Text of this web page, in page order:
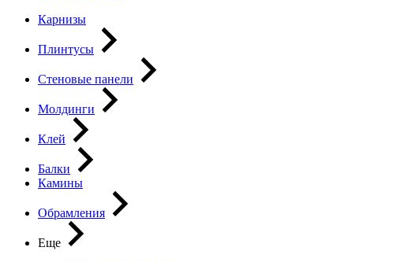
Карнизы
Плинтусы
Стеновые панели
Молдинги
Клей
Балки
Камины
Обрамления
Еще